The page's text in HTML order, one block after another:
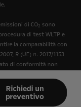
Richiedi un
preventivo
di CO2 sono
di test WLTP e
la comparabilità con
R (UE) n. 2017/1153
di conformità non